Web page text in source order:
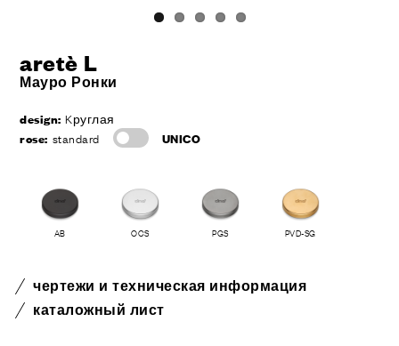
aretè L
Мауро Ронки
design: Kруглая
rose: standard UNICO
AB OCS PGS PVD-SG
чертежи и техническая информация
каталожный лист